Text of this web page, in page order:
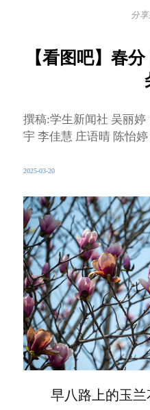
分
【看图吧】春
撰稿:学生新闻社 吴丽
宇 李佳慧 庄语晴 陈怡
2025-03-20
早八路上的玉